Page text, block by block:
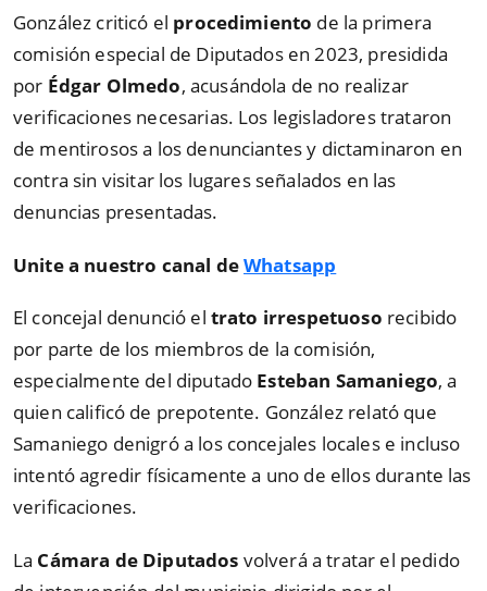
González criticó el procedimiento de la primera
comisión especial de Diputados en 2023, presidida
por Édgar Olmedo, acusándola de no realizar
verificaciones necesarias. Los legisladores trataron
de mentirosos a los denunciantes y dictaminaron en
contra sin visitar los lugares señalados en las
denuncias presentadas.
Unite a nuestro canal deWhatsapp
El concejal denunció el trato irrespetuoso recibido
por parte de los miembros de la comisión,
especialmente del diputado Esteban Samaniego, a
quien calificó de prepotente. González relató que
Samaniego denigró a los concejales locales e incluso
intentó agredir físicamente a uno de ellos durante las
verificaciones.
La Cámara de Diputados volverá a tratar el pedido